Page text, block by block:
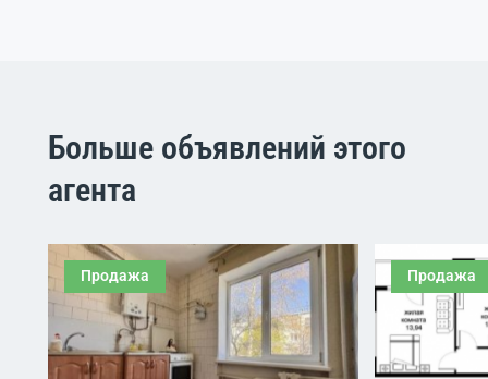
Больше объявлений этого
агента
Продажа Продажа